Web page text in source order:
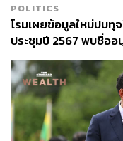
POLITICS
โรมเผยข้อมูลใหม่ปม
ประชุมปี 2567 พบชื่อ
ม.บูรพา หรือไม่